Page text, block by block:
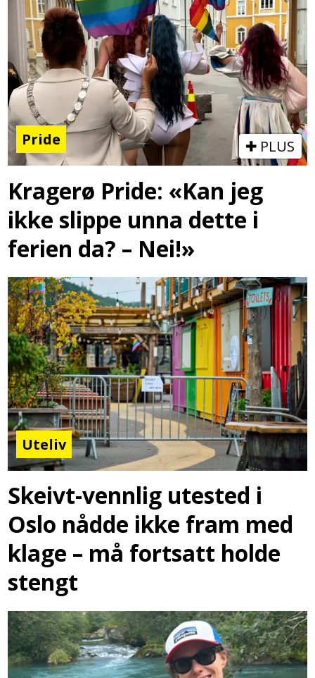
Pride PLUS
Kragerø Pride: «Kan jeg
ikke slippe unna dette i
ferien da? – Nei!»
Uteliv
Skeivt-vennlig utested i
Oslo nådde ikke fram med
klage – må fortsatt holde
stengt